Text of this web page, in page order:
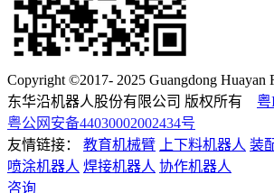
Copyright ©2017- 2025 Guangdong Huayan
东华沿机器人股份有限公司 版权所有 粤
粤公网安备44030002002434号
友情链接：
教育机械臂 上下料机器人 装
喷涂机器人 焊接机器人 协作机器人
咨询